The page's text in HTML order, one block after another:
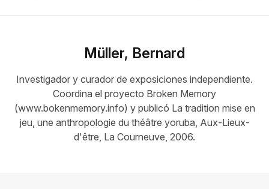
Müller, Bernard
Investigador y curador de exposiciones independiente.
Coordina el proyecto Broken Memory
(www.bokenmemory.info) y publicó La tradition mise en
jeu, une anthropologie du théâtre yoruba, Aux-Lieux-
d'être, La Courneuve, 2006.